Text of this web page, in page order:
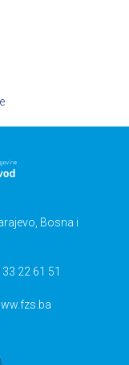
Bosna i
22 61 51